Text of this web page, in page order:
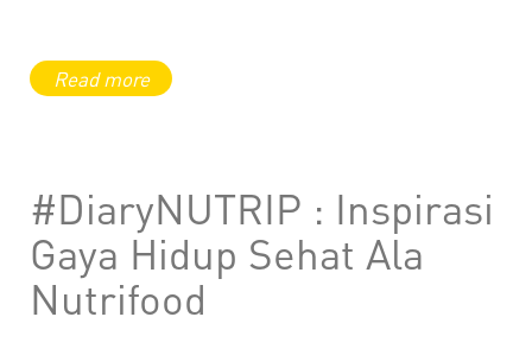
#DiaryNUTRIP : Inspirasi
Gaya Hidup Sehat Ala
Nutrifood